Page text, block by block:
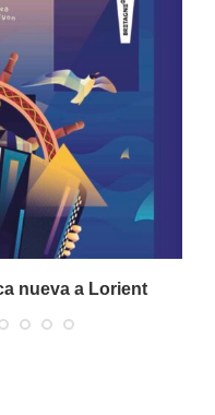
nueva a Lorient